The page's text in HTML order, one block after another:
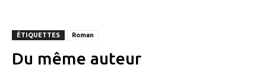
ÉTIQUETTES Roman
Du même auteur